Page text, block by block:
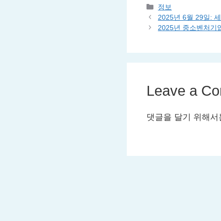
Categories
정보
2025년 6월 29일:
2025년 중소벤처기
Leave a
댓글을 달기 위해